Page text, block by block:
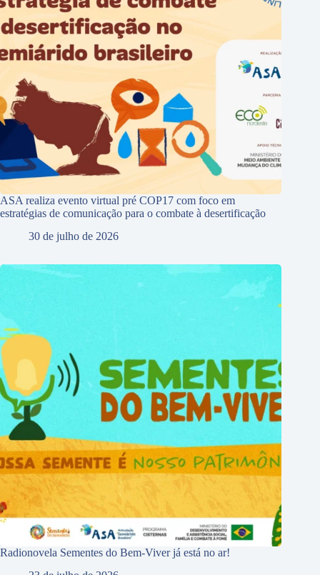
ASA realiza evento virtual pré COP17 com foco em
estratégias de comunicação para o combate à desertificação
30 de julho de 2026
Radionovela Sementes do Bem-Viver já está no ar!